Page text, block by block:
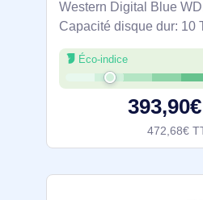
Western Digital Blue
Capacité disque dur: 10
rotation du disque dur:
du tampon du lecteur
Mo, Taille du disque dur:
Éco-indice
472,68€